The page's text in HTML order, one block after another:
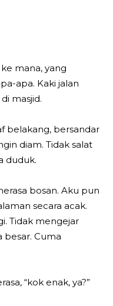
mana, yang
apa. Kaki jalan
masjid.
belakang, bersandar
diam. Tidak salat
duduk.
bosan. Aku pun
secara acak.
Tidak mengejar
besar. Cuma
“kok enak, ya?”